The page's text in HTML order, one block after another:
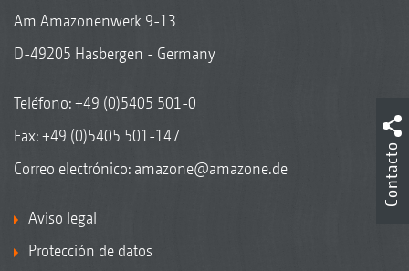
Am Amazonenwerk 9-13
D-49205 Hasbergen - Germany
Teléfono:+49 (0)5405 501-0
Fax: +49 (0)5405 501-147
Correo electrónico: amazone@amazone.de
Aviso legal
Protección de datos
Contacto